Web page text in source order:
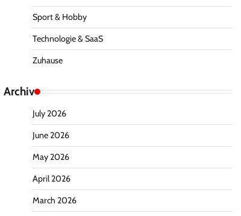
Sport & Hobby
Technologie & SaaS
Zuhause
Archiv
July 2026
June 2026
May 2026
April 2026
March 2026